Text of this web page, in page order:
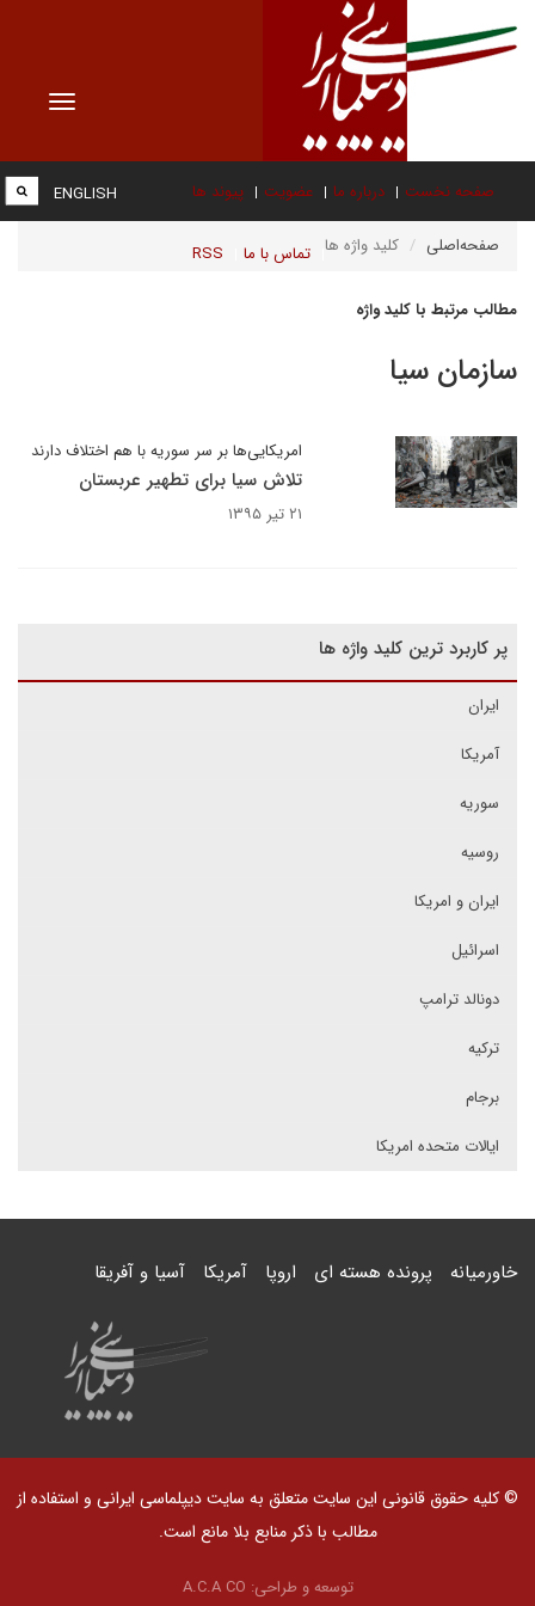
Toggle
صفحه نخست درباره ما عضویت پیوند ها
تماس با ما RSS
ENGLISH
صفحه‌اصلی کلید واژه ها
مطالب مرتبط با کلید واژه
سازمان سيا
امریکایی‌ها بر سر سوریه با هم اختلاف دارند
تلاش سیا برای تطهیر عربستان
۲۱ تیر ۱۳۹۵
پر کاربرد ترین کلید واژه ها
ایران
آمریکا
سوریه
روسیه
ایران و امریکا
اسرائیل
دونالد ترامپ
ترکیه
برجام
ایالات متحده امریکا
خاورمیانه پرونده هسته ای اروپا آمریکا آسیا و آفریقا
© کلیه حقوق قانونی این سایت متعلق به سایت دیپلماسی ایرانی و استفاده از
مطالب با ذکر منابع بلا مانع است.
توسعه و طراحی: A.C.A CO